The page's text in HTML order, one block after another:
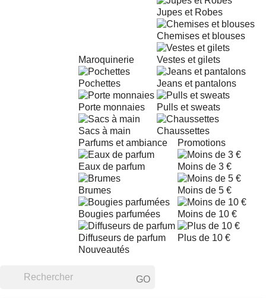
Maroquinerie
Pochettes
Porte monnaies
Sacs à main
Jupes et Robes
Chemises et blouses
Vestes et gilets
Jeans et pantalons
Pulls et sweats
Chaussettes
Parfums et ambiance
Eaux de parfum
Brumes
Bougies parfumées
Diffuseurs de parfum
Promotions
Moins de 3 €
Moins de 5 €
Moins de 10 €
Plus de 10 €
Nouveautés
GO